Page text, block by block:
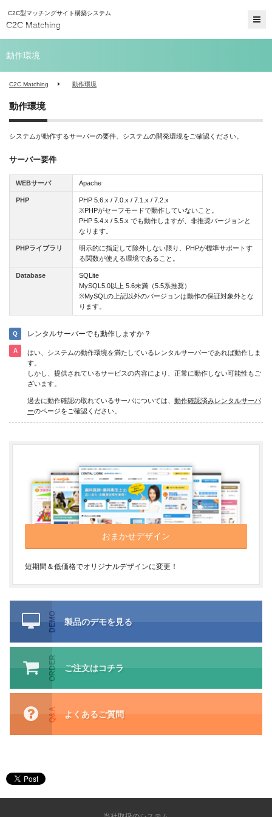
C2C型マッチングサイト構築システム
C2C Matching
動作環境
C2C Matching 動作環境
動作環境
システムが動作するサーバーの要件、システムの開発環境をご確認ください。
サーバー要件
WEBサーバ Apache
PHP
PHP 5.6.x / 7.0.x / 7.1.x / 7.2.x
※PHPがセーフモードで動作していないこと。
PHP 5.4.x / 5.5.x でも動作しますが、非推奨バージョンと
なります。
PHPライブラリ
明示的に指定して除外しない限り、PHPが標準サポートす
る関数が使える環境であること。
Database
SQLite
MySQL5.0以上 5.6未満（5.5系推奨）
※MySQLの上記以外のバージョンは動作の保証対象外とな
ります。
レンタルサーバーでも動作しますか？
はい、システムの動作環境を満たしているレンタルサーバーであれば動作しま
す。
しかし、提供されているサービスの内容により、正常に動作しない可能性もご
ざいます。
過去に動作確認の取れているサーバについては、 動作確認済みレンタルサーバ
ーのページをご確認ください。
おまかせデザイン
短期間＆低価格でオリジナルデザインに変更！
製品のデモを見る
DEMO
ご注文はコチラ
ORDER
よくあるご質問
Q&A